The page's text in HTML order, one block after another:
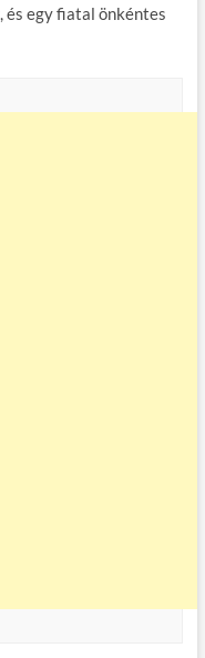
és egy fiatal önkéntes